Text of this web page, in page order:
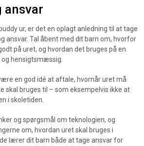
ansvar
ur, er det en oplagt anledning til at tage
ansvar. Tal åbent med dit barn om, hvorfor
på uret, og hvordan det bruges på en
hensigtsmæssig.
en god idé at aftale, hvornår uret må
skal bruges til – som eksempelvis ikke at
i skoletiden.
og spørgsmål om teknologien, og
om, hvordan uret skal bruges i
lærer dit barn både at tage ansvar for